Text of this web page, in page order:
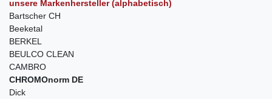
unsere Markenhersteller (alphabetisch)
Bartscher CH
Beeketal
BERKEL
BEULCO CLEAN
CAMBRO
CHROMOnorm DE
Dick